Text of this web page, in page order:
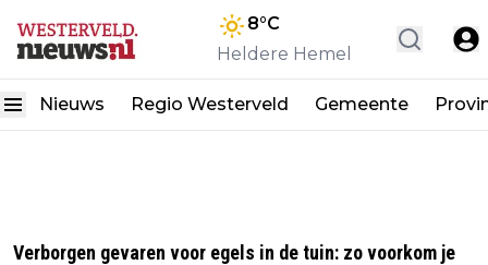
8°C
Heldere Hemel
Nieuws Regio Westerveld Gemeente
Verborgen gevaren voor egels in de tuin: zo voorkom je